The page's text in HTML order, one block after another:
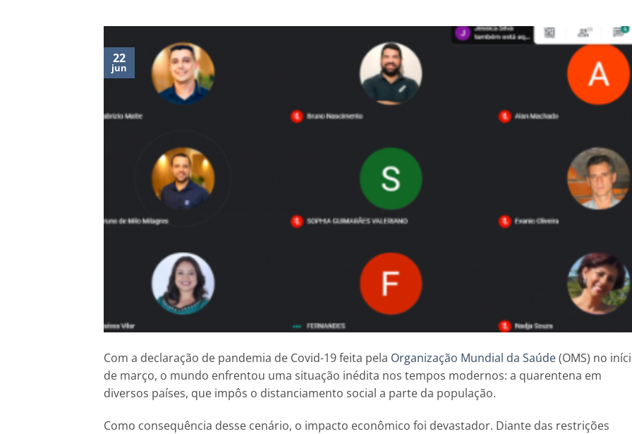
22
jun
Com a declaração de pandemia de Covid-19 feita pela Organização Mundial da Saúde(OMS) no
de março, o mundo enfrentou uma situação inédita nos tempos modernos: a quarentena em
diversos países, que impôs o distanciamento social a parte da população.
Como consequência desse cenário, o impacto econômico foi devastador. Diante das restrições